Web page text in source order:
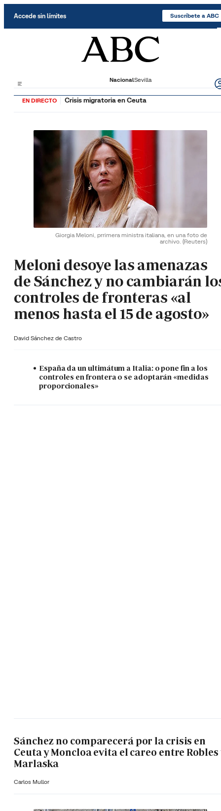
Accede sin límites Suscríbete a ABC
NacionalSevilla
EN DIRECTO Crisis migratoria en Ceuta
Giorgia Meloni, prrimera ministra italiana, en una foto de
archivo. (Reuters)
Meloni desoye las amenazas
de Sánchez y no cambiarán
controles de fronteras «al
menos hasta el 15 de agosto»
David Sánchez de Castro
España da un ultimátum a Italia: o pone fin a los
controles en frontera o se adoptarán «medidas
proporcionales»
Sánchez no comparecerá por la crisis en
Ceuta y Moncloa evita el careo entre Robles
Marlaska
Carlos Mullor